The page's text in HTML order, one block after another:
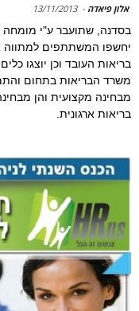
אלון פיאדה -
13/11/2013
בסדנה, שתועבר ע"י מומחה
יחשפו המשתתפים למתווה
בריאות העובד וכן יוצגו
משרד הבריאות בתחום
מבחינה מקצועית והן
בריאות ארגונית.